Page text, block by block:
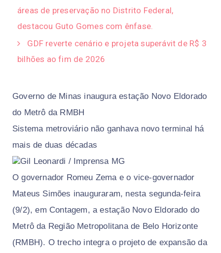
áreas de preservação no Distrito Federal,
destacou Guto Gomes com ênfase.
GDF reverte cenário e projeta superávit de R$ 3
bilhões ao fim de 2026
Governo de Minas inaugura estação Novo Eldorado
do Metrô da RMBH
Sistema metroviário não ganhava novo terminal há
mais de duas décadas
Gil Leonardi / Imprensa MG
O governador Romeu Zema e o vice-governador
Mateus Simões inauguraram, nesta segunda-feira
(9/2), em Contagem, a estação Novo Eldorado do
Metrô da Região Metropolitana de Belo Horizonte
(RMBH). O trecho integra o projeto de expansão da